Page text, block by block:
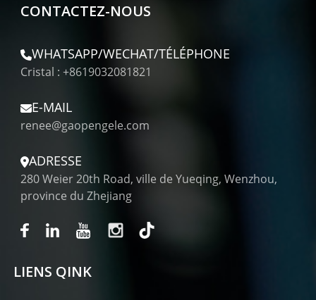
CONTACTEZ-NOUS
WHATSAPP/WECHAT/TÉLÉPHONE
Cristal : +8619032081821
E-MAIL
renee@gaopengele.com
ADRESSE
280 Weier 20th Road, ville de Yueqing, Wenzhou,
province du Zhejiang
LIENS QINK